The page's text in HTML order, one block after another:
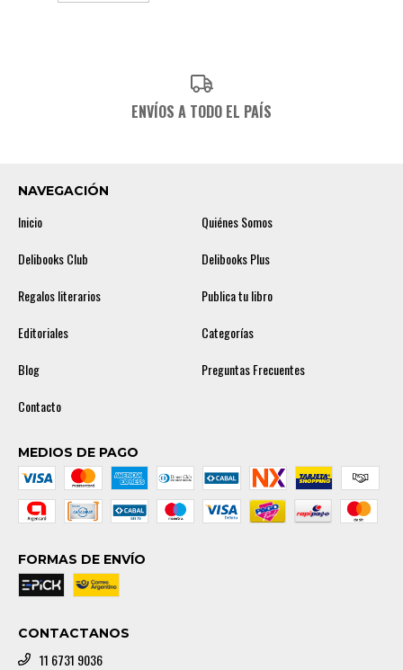
ENVÍOS A TODO EL PAÍS
NAVEGACIÓN
Inicio
Quiénes Somos
Delibooks Club
Delibooks Plus
Regalos literarios
Publica tu libro
Editoriales
Categorías
Blog
Preguntas Frecuentes
Contacto
MEDIOS DE PAGO
FORMAS DE ENVÍO
CONTACTANOS
11 6731 9036